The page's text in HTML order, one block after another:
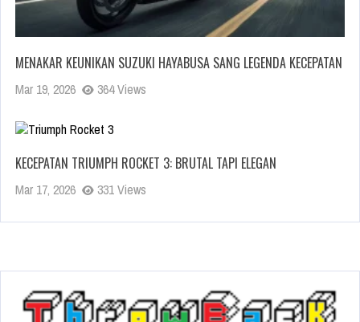
MENAKAR KEUNIKAN SUZUKI HAYABUSA SANG LEGENDA KECEPATAN
Mar 19, 2026 364 Views
KECEPATAN TRIUMPH ROCKET 3: BRUTAL TAPI ELEGAN
Mar 17, 2026 331 Views